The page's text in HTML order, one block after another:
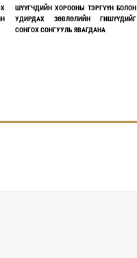
ШҮҮГЧДИЙН ХОРООНЫ ТЭРГҮҮН БОЛОН
УДИРДАХ ЗӨВЛӨЛИЙН ГИШҮҮДИЙГ
СОНГОХ СОНГУУЛЬ ЯВАГДАНА